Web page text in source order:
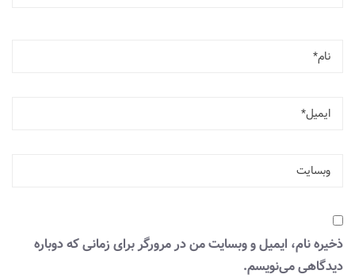
ذخیره نام، ایمیل و وبسایت من در مرورگر برای زمانی که دوباره
دیدگاهی می‌نویسم.